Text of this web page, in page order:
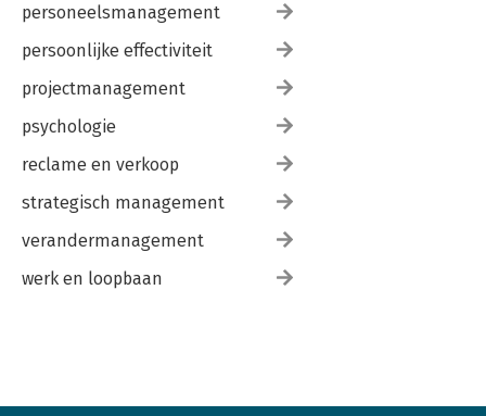
personeelsmanagement
persoonlijke effectiviteit
projectmanagement
psychologie
reclame en verkoop
strategisch management
verandermanagement
werk en loopbaan